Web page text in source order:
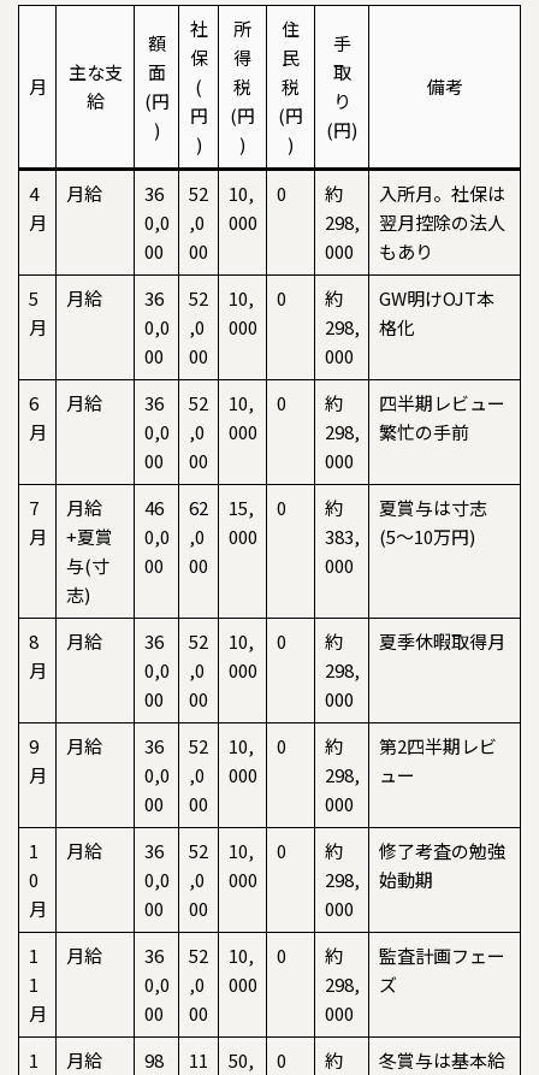
月
主な支
給
額
面
(円
)
社
保
(
円
)
所
得
税
(円
)
住
民
税
(円
)
手
取
り
(円)
備考
4
月
月給
36
0,0
00
52
,0
00
10,
000
0
約
298,
000
入所月。社保は
翌月控除の法人
もあり
5
月
月給
36
0,0
00
52
,0
00
10,
000
0
約
298,
000
GW明けOJT本
格化
6
月
月給
36
0,0
00
52
,0
00
10,
000
0
約
298,
000
四半期レビュー
繁忙の手前
7
月
月給
+夏賞
与(寸
志)
46
0,0
00
62
,0
00
15,
000
0
約
383,
000
夏賞与は寸志
(5〜10万円)
8
月
月給
36
0,0
00
52
,0
00
10,
000
0
約
298,
000
夏季休暇取得月
9
月
月給
36
0,0
00
52
,0
00
10,
000
0
約
298,
000
第2四半期レビ
ュー
1
0
月
月給
36
0,0
00
52
,0
00
10,
000
0
約
298,
000
修了考査の勉強
始動期
1
1
月
月給
36
0,0
00
52
,0
00
10,
000
0
約
298,
000
監査計画フェー
ズ
1 月給 98 11 50, 0 約 冬賞与は基本給